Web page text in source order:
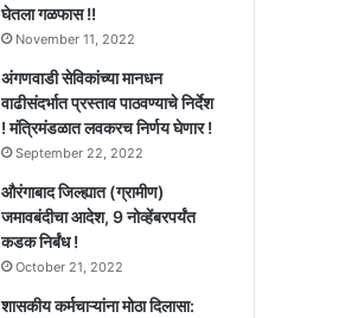
घेतला गळफास !!
November 11, 2022
अंगणवाडी सेविकांच्या मानधन
वाढीसंदर्भात प्रस्ताव पाठवण्याचे निर्देश
! मंत्रिमंडळात लवकरच निर्णय घेणार !
September 22, 2022
औरंगाबाद जिल्ह्यात (ग्रामीण)
जमावबंदीचा आदेश, 9 नोव्हेंबरपर्यंत
कडक निर्बंध !
October 21, 2022
शासकीय कर्मचाऱ्यांना मोठा दिलासा: